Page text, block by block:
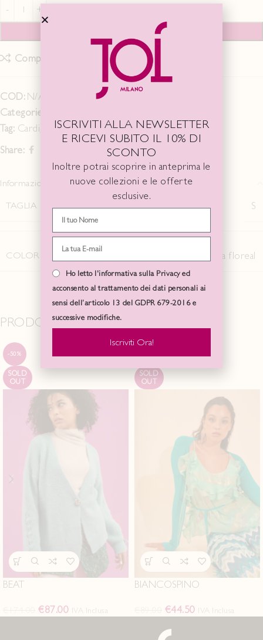
AGGIUNGI AL CARRELLO
Compare Add to wishlist
COD: N/A
Categorie:
Tag: Cardigan
Share:
Informazioni aggiuntive
TAGLIA
S
COLORE Peonia floreal
PRODOTTI CORRELATI
-50%
SOLD
OUT
BEAT
€87.00
SOLD
OUT
BIANCOSPINO
€44.50
ISCRIVITI ALLA NEWSLETTER
E RICEVI SUBITO IL 10% DI
SCONTO
Inoltre potrai scoprire in anteprima le
nuove collezioni e le offerte
esclusive.
Ho letto l'informativa sulla Privacy ed
acconsento al trattamento dei dati personali ai
sensi dell’articolo 13 del GDPR 679-2016 e
successive modifiche.
Iscriviti Ora!